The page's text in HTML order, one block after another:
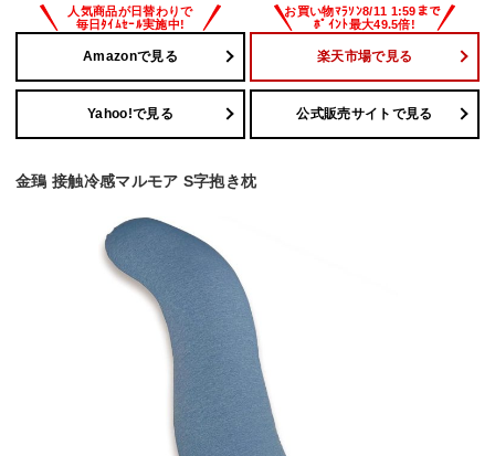
Amazonで見る 楽天市場で見る
Yahoo!で見る 公式販売サイトで見る
金鵄 接触冷感マルモア S字抱き枕